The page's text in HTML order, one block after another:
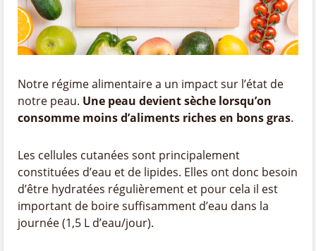
Notre régime alimentaire a un impact sur l’état de
notre peau. Une peau devient sèche lorsqu’on
consomme moins d’aliments riches en bons gras.
Les cellules cutanées sont principalement
constituées d’eau et de lipides. Elles ont donc besoin
d’être hydratées régulièrement et pour cela il est
important de boire suffisamment d’eau dans la
journée (1,5 L d’eau/jour).